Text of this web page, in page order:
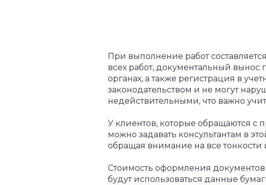
При выполнение работ
всех работ, документальный вынос
органах, а также регистрация в
законодательством и не могут
недействительными, что важно
У клиентов, которые обращаются с
можно задавать консультантам в
обращая внимание на все
Стоимость оформления документов
будут использоваться данные